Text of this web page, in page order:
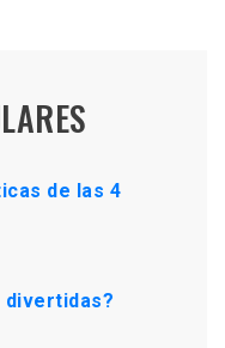
de las 4
divertidas?